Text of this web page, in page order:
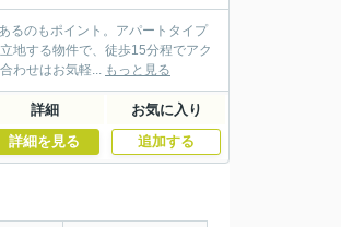
るのもポイント。アパートタイプ
地する物件で、徒歩15分程でアク
わせはお気軽... もっと見る
詳細 お気に入り
詳細を見る 追加する